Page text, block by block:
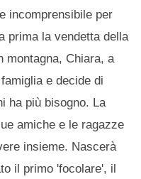
incomprensibile per
prima la vendetta della
montagna, Chiara, a
e decide di
ha più bisogno. La
amiche e le ragazze
insieme. Nascerà
il primo 'focolare', il